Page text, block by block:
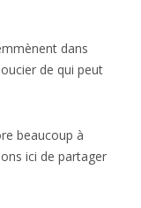
dans
de qui peut
beaucoup à
ici de partager